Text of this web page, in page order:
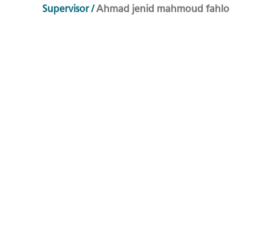
Supervisor /Ahmad jenid mahmoud fahlo